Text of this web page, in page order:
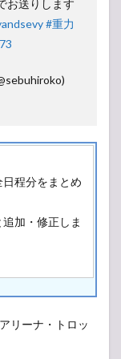
お送りします
#重力
程分をまとめ
加・修正しま
リーナ・トロッ